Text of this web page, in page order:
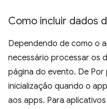
Como incluir dados
Dependendo de como o
necessário processar os
página do evento. De
inicialização quando o
aos apps. Para